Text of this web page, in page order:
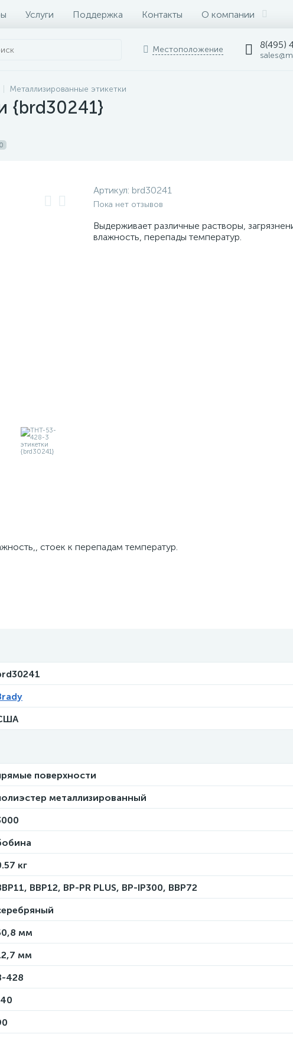
Услуги Поддержка Контакты О компании
Местоположение 8(495)
Металлизированные этикетки
{brd30241}
0
Артикул: brd30241
Пока нет отзывов
Выдерживает различные растворы,
влажность, перепады температур.
стоек к перепадам температур.
поверхности
металлизированный
кг
BBP12, BP-PR PLUS, BP-IP300, BBP72
мм
мм
428